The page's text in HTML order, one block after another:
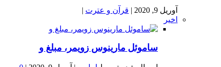
آوریل 9, 2020 | قرآن و عترت |
اخیر
ساموئل مارینوس زویمر، مبلغ و